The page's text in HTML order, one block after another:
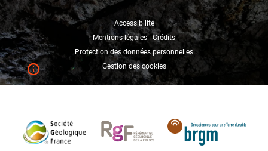
Accessibilité
Mentions légales - Crédits
Protection des données personnelles
Gestion des cookies